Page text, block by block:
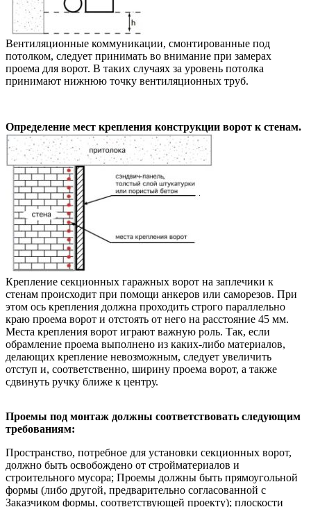
Вентиляционные коммуникации, смонтированные под
потолком, следует принимать во внимание при замерах
проема для ворот. В таких случаях за уровень потолка
принимают нижнюю точку вентиляционных труб.
Определение мест крепления конструкции ворот к стенам.
Крепление секционных гаражных ворот на заплечики к
стенам происходит при помощи анкеров или саморезов. При
этом ось крепления должна проходить строго параллельно
краю проема ворот и отстоять от него на расстояние 45 мм.
Места крепления ворот играют важную роль. Так, если
обрамление проема выполнено из каких-либо материалов,
делающих крепление невозможным, следует увеличить
отступ и, соответственно, ширину проема ворот, а также
сдвинуть ручку ближе к центру.
Проемы под монтаж должны соответствовать следующим
требованиям:
Пространство, потребное для установки секционных ворот,
должно быть освобождено от стройматериалов и
строительного мусора; Проемы должны быть прямоугольной
формы (либо другой, предварительно согласованной с
Заказчиком формы, соответствующей проекту); плоскости